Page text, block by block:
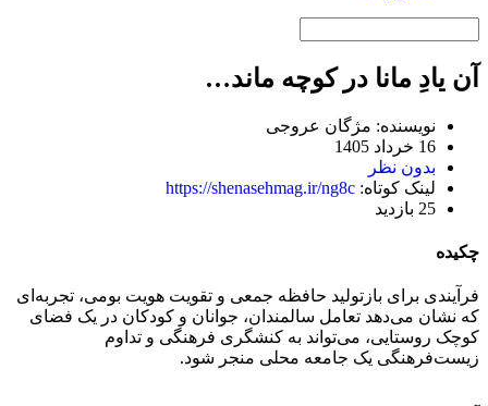
آن یادِ مانا در کوچه ماند…
نویسنده: مژگان عروجی
16 خرداد 1405
بدون نظر
لینک کوتاه: https://shenasehmag.ir/ng8c
25 بازدید
چکیده
فرآیندی برای بازتولید حافظه جمعی و تقویت هویت بومی، تجربه‌ای
که نشان می‌دهد تعامل سالمندان، جوانان و کودکان در یک فضای
کوچک روستایی، می‌تواند به کنشگری فرهنگی و تداوم
زیست‌فرهنگی یک جامعه محلی منجر شود.